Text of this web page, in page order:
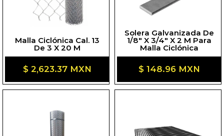
Malla Ciclónica Cal. 13
De 3 X 20 M
Precio
habitual
$ 2,623.37 MXN
Solera Galvanizada De
1/8" X 3/4" X 2 M Para
Malla Ciclónica
Precio
habitual
$ 148.96 MXN